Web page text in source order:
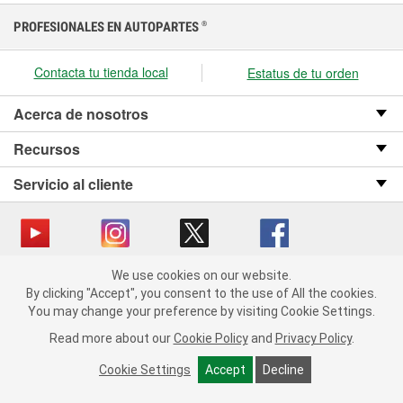
We use cookies on our website. By clicking "Accept", you consent
to the use of All the cookies.
You may change your preference by visiting Cookie Settings.
Read more about our Cookie Policy and Privacy Policy.
Cookie Settings Accept Decline
PROFESIONALES EN AUTOPARTES ®
Contacta tu tienda local Estatus de tu orden
Acerca de nosotros
Recursos
Servicio al cliente
Copyright © 2008-2026 O’Reilly Auto Parts v OST_3.2.0.0.729 (3) cv1361
catalog_main
Política de privacidad
Ley de transparencia en las cadenas de suministro
de California
We use cookies on our website.
By clicking "Accept", you consent to the use of All the cookies.
You may change your preference by visiting Cookie Settings.
Read more about our Cookie Policy and Privacy Policy.
Cookie Settings Accept Decline